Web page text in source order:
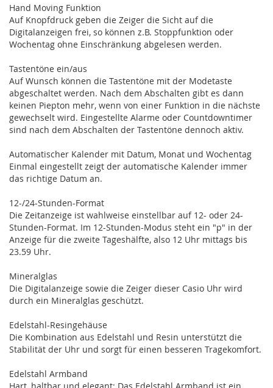
Hand Moving Funktion
Auf Knopfdruck geben die Zeiger die Sicht auf die
Digitalanzeigen frei, so können z.B. Stoppfunktion oder
Wochentag ohne Einschränkung abgelesen werden.
Tastentöne ein/aus
Auf Wunsch können die Tastentöne mit der Modetaste
abgeschaltet werden. Nach dem Abschalten gibt es dann
keinen Piepton mehr, wenn von einer Funktion in die nächste
gewechselt wird. Eingestellte Alarme oder Countdowntimer
sind nach dem Abschalten der Tastentöne dennoch aktiv.
Automatischer Kalender mit Datum, Monat und Wochentag
Einmal eingestellt zeigt der automatische Kalender immer
das richtige Datum an.
12-/24-Stunden-Format
Die Zeitanzeige ist wahlweise einstellbar auf 12- oder 24-
Stunden-Format. Im 12-Stunden-Modus steht ein "p" in der
Anzeige für die zweite Tageshälfte, also 12 Uhr mittags bis
23.59 Uhr.
Mineralglas
Die Digitalanzeige sowie die Zeiger dieser Casio Uhr wird
durch ein Mineralglas geschützt.
Edelstahl-Resingehäuse
Die Kombination aus Edelstahl und Resin unterstützt die
Stabilität der Uhr und sorgt für einen besseren Tragekomfort.
Edelstahl Armband